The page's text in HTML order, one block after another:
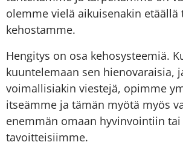
olemme vielä aikuisenakin
kehostamme.
Hengitys on osa kehosysteemiä.
kuuntelemaan sen hienovaraisia,
voimallisiakin viestejä, opimme
itseämme ja tämän myötä myös
enemmän omaan hyvinvointiin tai
tavoitteisiimme.